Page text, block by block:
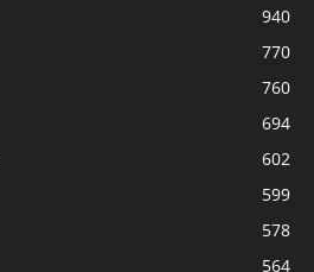
940
770
760
694
602
599
578
564